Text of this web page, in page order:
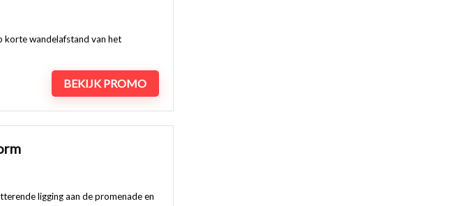
korte wandelafstand van het
BEKIJK PROMO
ligging aan de promenade en